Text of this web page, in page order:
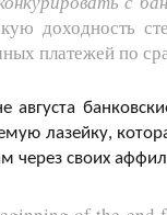
доходность
платежей по
августа
лазейку,
через своих